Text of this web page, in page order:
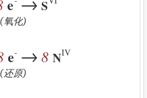
e S
(氧化)
e- → 8 NIV
(还原)